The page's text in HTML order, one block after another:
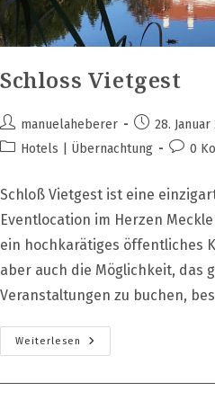
Schloss Vietgest
Beitrags-
Autor:
manuelaheberer
Beitrag
veröffentlicht:
28. Januar
Beitrags-
Hotels | Übernachtung 0
Schloß Vietgest ist eine
Eventlocation im Herzen
ein hochkarätiges öffentliches
aber auch die Möglichkeit, das
Veranstaltungen zu buchen,
Weiterlesen
Schloss
Vietgest